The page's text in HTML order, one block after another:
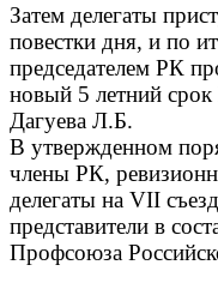
Затем делегаты
повестки дня, и по
председателем РК
новый 5 летний
Дагуева Л.Б.
В утвержденном
члены РК,
делегаты на VII
представители в
Профсоюза